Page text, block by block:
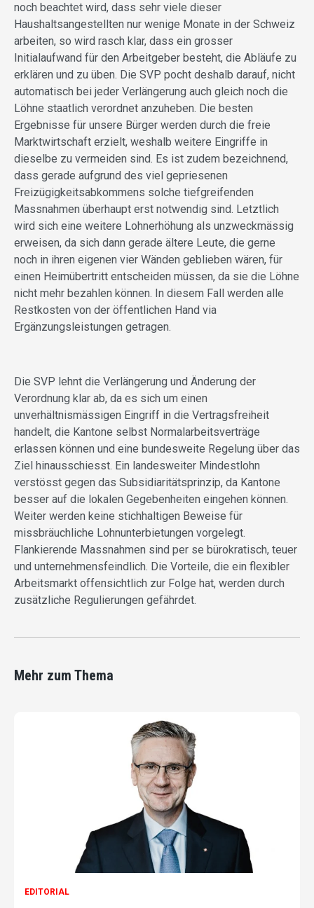
noch beachtet wird, dass sehr viele dieser
Haushaltsangestellten nur wenige Monate in der Schweiz
arbeiten, so wird rasch klar, dass ein grosser
Initialaufwand für den Arbeitgeber besteht, die Abläufe zu
erklären und zu üben. Die SVP pocht deshalb darauf, nicht
automatisch bei jeder Verlängerung auch gleich noch die
Löhne staatlich verordnet anzuheben. Die besten
Ergebnisse für unsere Bürger werden durch die freie
Marktwirtschaft erzielt, weshalb weitere Eingriffe in
dieselbe zu vermeiden sind. Es ist zudem bezeichnend,
dass gerade aufgrund des viel gepriesenen
Freizügigkeitsabkommens solche tiefgreifenden
Massnahmen überhaupt erst notwendig sind. Letztlich
wird sich eine weitere Lohnerhöhung als unzweckmässig
erweisen, da sich dann gerade ältere Leute, die gerne
noch in ihren eigenen vier Wänden geblieben wären, für
einen Heimübertritt entscheiden müssen, da sie die Löhne
nicht mehr bezahlen können. In diesem Fall werden alle
Restkosten von der öffentlichen Hand via
Ergänzungsleistungen getragen.
Die SVP lehnt die Verlängerung und Änderung der
Verordnung klar ab, da es sich um einen
unverhältnismässigen Eingriff in die Vertragsfreiheit
handelt, die Kantone selbst Normalarbeitsverträge
erlassen können und eine bundesweite Regelung über das
Ziel hinausschiesst. Ein landesweiter Mindestlohn
verstösst gegen das Subsidiaritätsprinzip, da Kantone
besser auf die lokalen Gegebenheiten eingehen können.
Weiter werden keine stichhaltigen Beweise für
missbräuchliche Lohnunterbietungen vorgelegt.
Flankierende Massnahmen sind per se bürokratisch, teuer
und unternehmensfeindlich. Die Vorteile, die ein flexibler
Arbeitsmarkt offensichtlich zur Folge hat, werden durch
zusätzliche Regulierungen gefährdet.
Mehr zum Thema
EDITORIAL